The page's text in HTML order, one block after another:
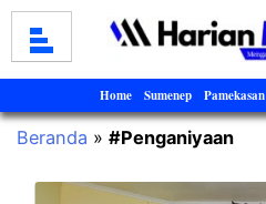
Home Sumenep Pamekasan
Beranda » #Penganiyaan